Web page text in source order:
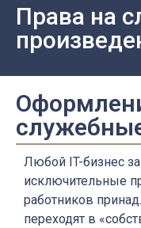
Права на
Любой IT-бизнес
исключительные
работников
переходят в